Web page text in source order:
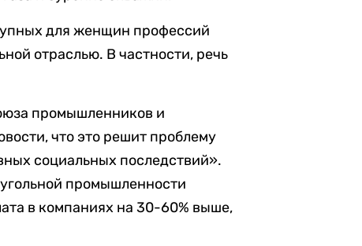
для женщин профессий
отраслью. В частности, речь
промышленников и
что это решит проблему
социальных последствий».
промышленности
в компаниях на 30-60% выше,